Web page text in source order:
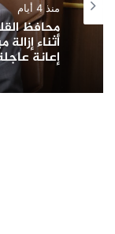
منذ 4 أيام
محافظ
أثناء
إعانة